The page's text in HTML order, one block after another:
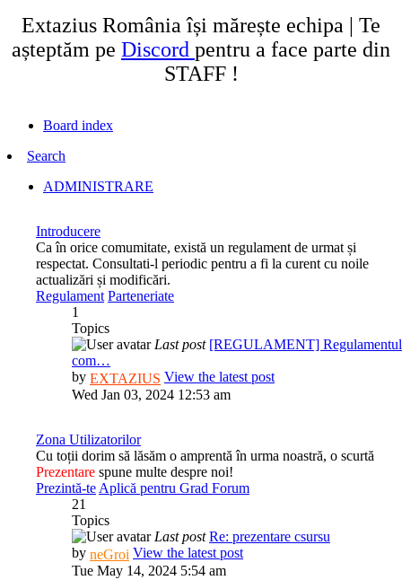
Extazius România își mărește echipa | Te
așteptăm pe Discord pentru a face parte din
STAFF !
Board index
Search
ADMINISTRARE
Introducere
Ca în orice comumitate, există un regulament de urmat și
respectat. Consultati-l periodic pentru a fi la curent cu noile
actualizări și modificări.
Regulament Parteneriate
1
Topics
Last post [REGULAMENT] Regulamentul
com…
by EXTAZIUS View the latest post
Wed Jan 03, 2024 12:53 am
Zona Utilizatorilor
Cu toții dorim să lăsăm o amprentă în urma noastră, o scurtă
Prezentare spune multe despre noi!
Prezintă-te Aplică pentru Grad Forum
21
Topics
Last post Re: prezentare csursu
by neGroi View the latest post
Tue May 14, 2024 5:54 am